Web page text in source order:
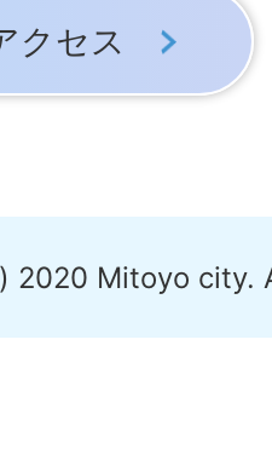
クセス
2020 Mitoyo city.